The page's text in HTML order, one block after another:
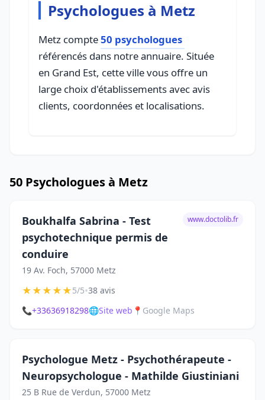
Psychologues à Metz
Metz compte50 psychologues
référencés dans notre annuaire. Située
en Grand Est, cette ville vous offre un
large choix d'établissements avec avis
clients, coordonnées et localisations.
50 Psychologues à Metz
Boukhalfa Sabrina - Test
psychotechnique permis de
conduire
19 Av. Foch, 57000 Metz
www.doctolib.fr
★★★★★5/5•38 avis
📞+33636918298🌐Site web 📍 Google Maps
Psychologue Metz - Psychothérapeute -
Neuropsychologue - Mathilde Giustiniani
25 B Rue de Verdun, 57000 Metz